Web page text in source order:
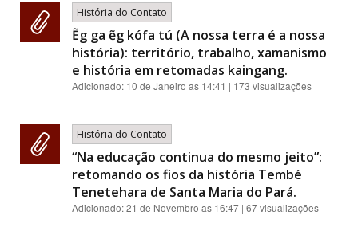
História do Contato
Ẽg ga ẽg kófa tú (A nossa terra é a nossa
história): território, trabalho, xamanismo
e história em retomadas kaingang.
Adicionado: 10 de Janeiro as 14:41 | 173 visualizações
História do Contato
“Na educação continua do mesmo jeito”:
retomando os fios da história Tembé
Tenetehara de Santa Maria do Pará.
Adicionado:21 de Novembro as 16:47 | 67 visualizações